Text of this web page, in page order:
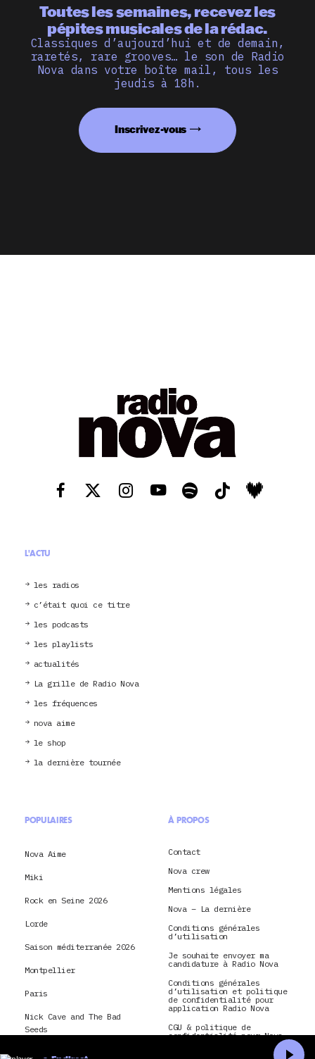
Toutes les semaines, recevez les
pépites musicales de la rédac.
Classiques d’aujourd’hui et de demain,
raretés, rare grooves… le son de Radio
Nova dans votre boîte mail, tous les
jeudis à 18h.
Inscrivez-vous
L'ACTU
les radios
c’était quoi ce titre
les podcasts
les playlists
actualités
La grille de Radio Nova
les fréquences
nova aime
le shop
la dernière tournée
POPULAIRES
Nova Aime
Miki
Rock en Seine 2026
Lorde
Saison méditerranée 2026
Montpellier
Paris
Nick Cave and The Bad
Seeds
À PROPOS
Contact
Nova crew
Mentions légales
Nova – La dernière
Conditions générales
d’utilisation
Je souhaite envoyer ma
candidature à Radio Nova
Conditions générales
d’utilisation et politique
de confidentialité pour
application Radio Nova
CGU & politique de
confidentialité pour Nova